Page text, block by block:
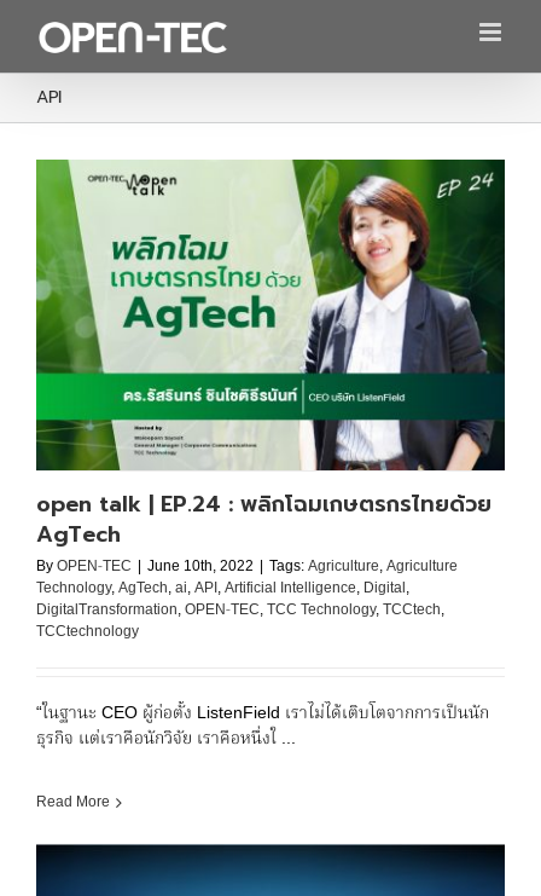
content
API
open talk | EP.24 : พลิกโฉมเกษตรกรไทยด้วย
AgTech
ByOPEN-TEC | June 10th, 2022 | Tags:Agriculture,Agriculture
Technology,AgTech,ai,API,Artificial Intelligence, Digital,
DigitalTransformation,OPEN-TEC,TCC Technology,TCCtech,
TCCtechnology
“ในฐานะ CEO ผู้ก่อตั้ง ListenField เราไม่ได้เติบโตจากการเป็นนัก
ธุรกิจ แต่เราคือนักวิจัย เราคือหนึ่งใ ...
Read More